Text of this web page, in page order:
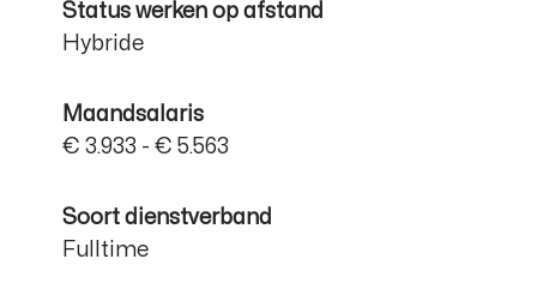
Status werken op afstand
Hybride
Maandsalaris
€ 3.933 - € 5.563
Soort dienstverband
Fulltime